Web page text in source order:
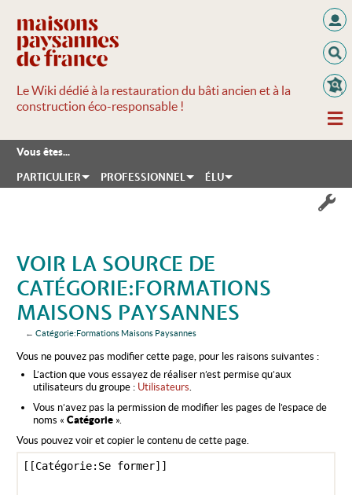
Le Wiki dédié à la restauration du bâti ancien et à la
construction éco-responsable !
Vous êtes...
PARTICULIER PROFESSIONNEL ÉLU
VOIR LA SOURCE DE
CATÉGORIE:FORMATIONS
MAISONS PAYSANNES
← Catégorie:Formations Maisons Paysannes
Vous ne pouvez pas modifier cette page, pour les raisons suivantes :
L’action que vous essayez de réaliser n’est permise qu’aux
utilisateurs du groupe : Utilisateurs
Vous n’avez pas la permission de modifier les pages de l’espace de
noms « Catégorie».
Vous pouvez voir et copier le contenu de cette page.